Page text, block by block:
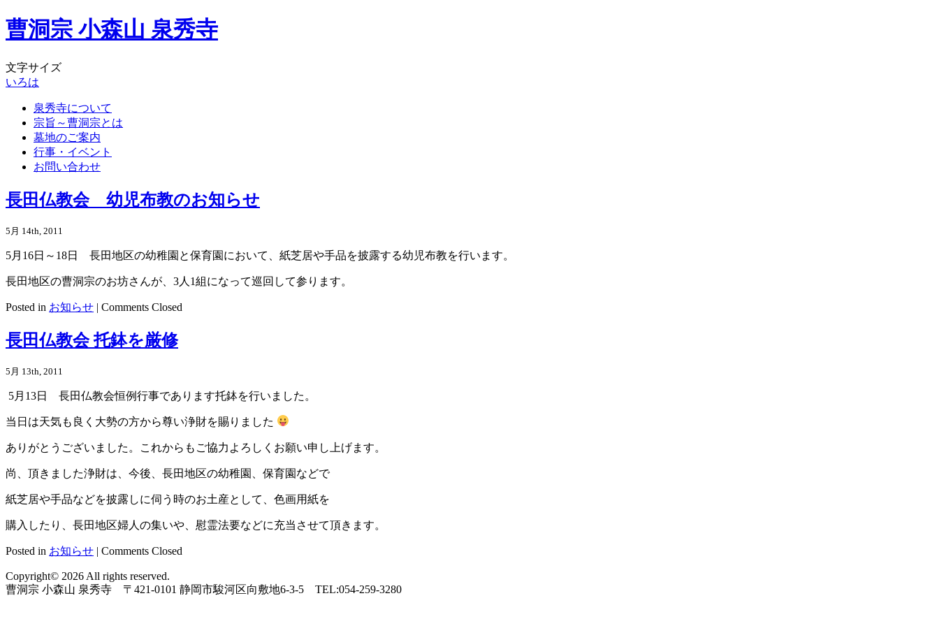
曹洞宗 小森山 泉秀寺
文字サイズ
いろは
泉秀寺について
宗旨～曹洞宗とは
墓地のご案内
行事・イベント
お問い合わせ
長田仏教会 幼児布教のお知らせ
5月 14th, 2011
5月16日～18日 長田地区の幼稚園と保育園において、紙芝居や手品を披露する幼児布教を行います。
長田地区の曹洞宗のお坊さんが、3人1組になって巡回して参ります。
Posted in お知らせ | Comments Closed
長田仏教会 托鉢を厳修
5月 13th, 2011
5月13日 長田仏教会恒例行事であります托鉢を行いました。
当日は天気も良く大勢の方から尊い浄財を賜りました
ありがとうございました。これからもご協力よろしくお願い申し上げます。
尚、頂きました浄財は、今後、長田地区の幼稚園、保育園などで
紙芝居や手品などを披露しに伺う時のお土産として、色画用紙を
購入したり、長田地区婦人の集いや、慰霊法要などに充当させて頂きます。
Posted in お知らせ | Comments Closed
Copyright© 2026 All rights reserved.
曹洞宗 小森山 泉秀寺 〒421-0101 静岡市駿河区向敷地6-3-5 TEL:054-259-3280